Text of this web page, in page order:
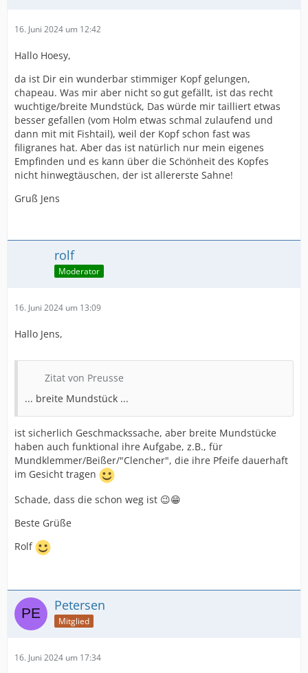
16. Juni 2024 um 12:42
Hallo Hoesy,
da ist Dir ein wunderbar stimmiger Kopf gelungen,
chapeau. Was mir aber nicht so gut gefällt, ist das recht
wuchtige/breite Mundstück, Das würde mir tailliert etwas
besser gefallen (vom Holm etwas schmal zulaufend und
dann mit mit Fishtail), weil der Kopf schon fast was
filigranes hat. Aber das ist natürlich nur mein eigenes
Empfinden und es kann über die Schönheit des Kopfes
nicht hinwegtäuschen, der ist allererste Sahne!
Gruß Jens
rolf
Moderator
16. Juni 2024 um 13:09
Hallo Jens,
Zitat von Preusse
... breite Mundstück ...
ist sicherlich Geschmackssache, aber breite Mundstücke
haben auch funktional ihre Aufgabe, z.B., für
Mundklemmer/Beißer/"Clencher", die ihre Pfeife dauerhaft
im Gesicht tragen
Schade, dass die schon weg ist 😉😁
Beste Grüße
Rolf
Petersen
Mitglied
16. Juni 2024 um 17:34